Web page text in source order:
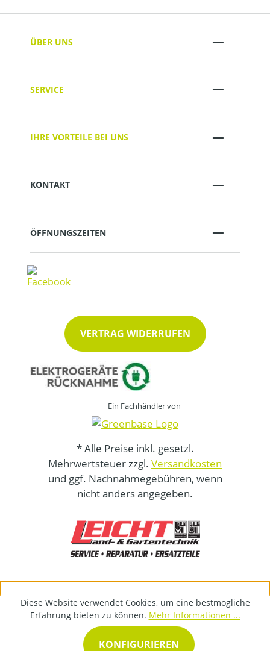
ÜBER UNS
SERVICE
IHRE VORTEILE BEI UNS
KONTAKT
ÖFFNUNGSZEITEN
VERTRAG WIDERRUFEN
Ein Fachhändler von
* Alle Preise inkl. gesetzl.
Mehrwertsteuer zzgl. Versandkosten
und ggf. Nachnahmegebühren, wenn
nicht anders angegeben.
Diese Website verwendet Cookies, um eine bestmögliche
Erfahrung bieten zu können. Mehr Informationen ...
KONFIGURIEREN